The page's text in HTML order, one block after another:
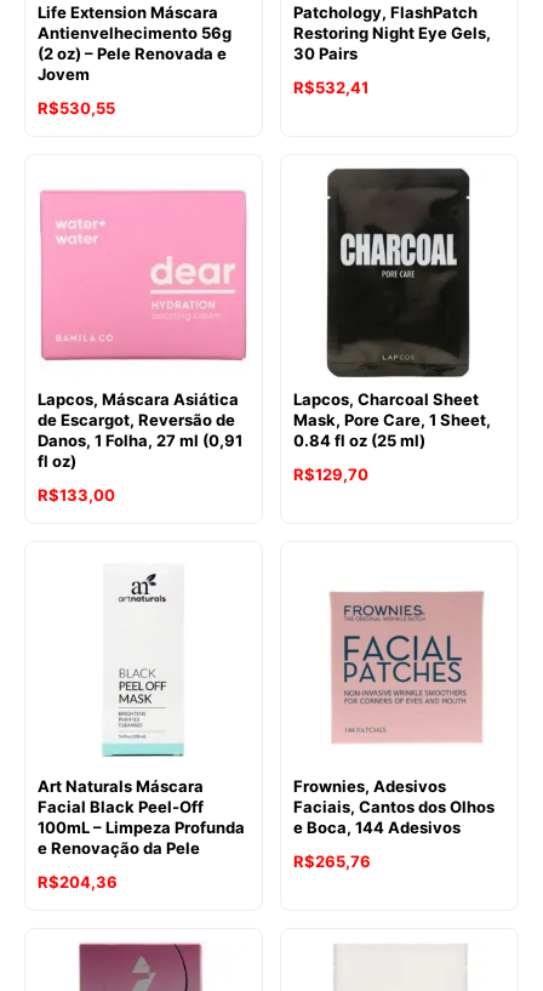
Life Extension Máscara
Antienvelhecimento 56g
(2 oz) – Pele Renovada e
Jovem
R$530,55
Patchology, FlashPatch
Restoring Night Eye Gels,
30 Pairs
R$532,41
Lapcos, Máscara Asiática
de Escargot, Reversão de
Danos, 1 Folha, 27 ml (0,91
fl oz)
R$133,00
Lapcos, Charcoal Sheet
Mask, Pore Care, 1 Sheet,
0.84 fl oz (25 ml)
R$129,70
Art Naturals Máscara
Facial Black Peel-Off
100mL – Limpeza Profunda
e Renovação da Pele
R$204,36
Frownies, Adesivos
Faciais, Cantos dos Olhos
e Boca, 144 Adesivos
R$265,76